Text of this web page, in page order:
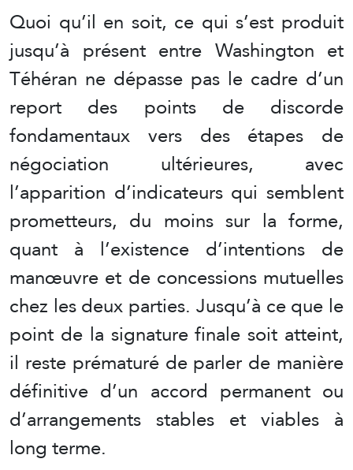
Quoi qu’il en soit, ce qui s’est produit
jusqu’à présent entre Washington et
Téhéran ne dépasse pas le cadre d’un
report des points de discorde
fondamentaux vers des étapes de
négociation ultérieures, avec
l’apparition d’indicateurs qui semblent
prometteurs, du moins sur la forme,
quant à l’existence d’intentions de
manœuvre et de concessions mutuelles
chez les deux parties. Jusqu’à ce que le
point de la signature finale soit atteint,
il reste prématuré de parler de manière
définitive d’un accord permanent ou
d’arrangements stables et viables à
long terme.